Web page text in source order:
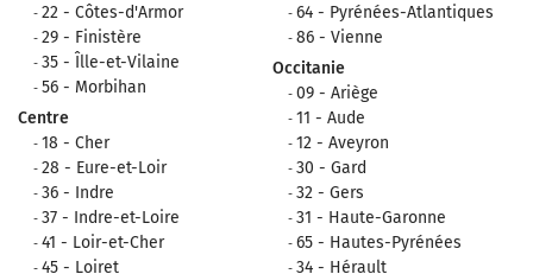
22 - Côtes-d'Armor
29 - Finistère
35 - Îlle-et-Vilaine
56 - Morbihan
Centre
18 - Cher
28 - Eure-et-Loir
36 - Indre
37 - Indre-et-Loire
41 - Loir-et-Cher
45 - Loiret
64 - Pyrénées-Atlantiques
86 - Vienne
Occitanie
09 - Ariège
11 - Aude
12 - Aveyron
30 - Gard
32 - Gers
31 - Haute-Garonne
65 - Hautes-Pyrénées
34 - Hérault